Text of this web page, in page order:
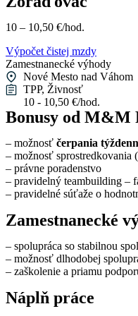
10 – 10,50 €/hod.
Výpočet čistej mzdy
Zamestnanecké výhody
Nové Mesto nad Váhom
TPP, Živnosť
10 - 10,50 €/hod.
Bonusy od M&M
– možnosť čerpania
– možnosť sprostredkovania
– právne poradenstvo
– pravidelný teambuilding –
– pravidelné súťaže o
Zamestnanecké
– spolupráca so stabilnou
– možnosť dlhodobej
– zaškolenie a priamu
Náplň práce